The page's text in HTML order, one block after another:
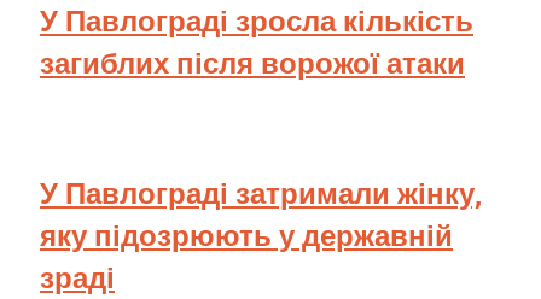
У Павлограді зросла кількість
загиблих після ворожої атаки
У Павлограді затримали жінку,
яку підозрюють у державній
зраді